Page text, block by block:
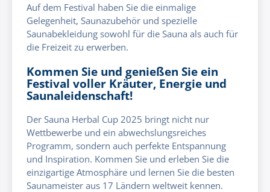
Auf dem Festival haben Sie die einmalige
Gelegenheit, Saunazubehör und spezielle
Saunabekleidung sowohl für die Sauna als auch für
die Freizeit zu erwerben.
Kommen Sie und genießen Sie ein
Festival voller Kräuter, Energie und
Saunaleidenschaft!
Der Sauna Herbal Cup 2025 bringt nicht nur
Wettbewerbe und ein abwechslungsreiches
Programm, sondern auch perfekte Entspannung
und Inspiration. Kommen Sie und erleben Sie die
einzigartige Atmosphäre und lernen Sie die besten
Saunameister aus 17 Ländern weltweit kennen.